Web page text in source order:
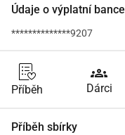
Údaje o výplatní bance
**************9207
Příběh
groups
Dárci
Příběh sbírky